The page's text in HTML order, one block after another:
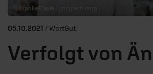
© Brooke Cagle / unsplash.com
05.10.2021 / WortGut
Verfolgt von